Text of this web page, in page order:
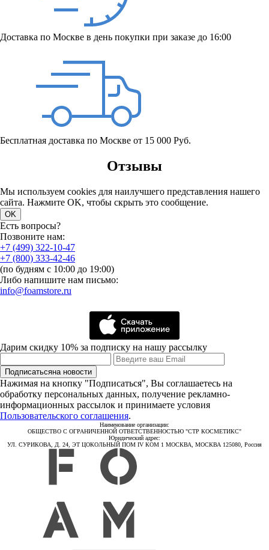
Доставка по Москве в день покупки при заказе до 16:00
Бесплатная доставка по Москве от 15 000 Руб.
Отзывы
Мы используем cookies для наилучшего представления нашего
сайта. Нажмите OK, чтобы скрыть это сообщение.
OK
Есть вопросы?
Позвоните нам:
+7 (499) 322-10-47
+7 (800) 333-42-46
(по будням с 10:00 до 19:00)
Либо напишите нам письмо:
info@foamstore.ru
Дарим скидку 10% за подписку на нашу рассылку
Подписатьсяна новости
Нажимая на кнопку "Подписаться", Вы соглашаетесь на
обработку персональных данных, получение рекламно-
информационных рассылок и принимаете условия
Пользовательского соглашения.
Наименование организации:
ОБЩЕСТВО С ОГРАНИЧЕННОЙ ОТВЕТСТВЕННОСТЬЮ "СТР КОСМЕТИКС"
Юридический адрес:
УЛ. СУРИКОВА, Д. 24, ЭТ ЦОКОЛЬНЫЙ ПОМ IV КОМ 1 МОСКВА, МОСКВА 125080, Россия